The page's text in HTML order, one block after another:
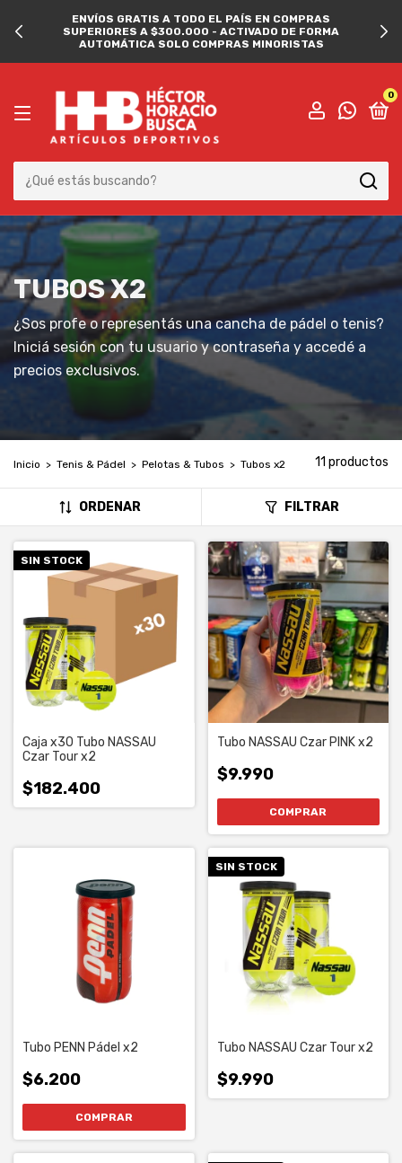
ENVÍOS GRATIS A TODO EL PAÍS EN COMPRAS
SUPERIORES A $300.000 - ACTIVADO DE FORMA
AUTOMÁTICA SOLO COMPRAS MINORISTAS
0
TUBOS X2
¿Sos profe o representás una cancha de pádel o tenis?
Iniciá sesión con tu usuario y contraseña y accedé a
precios exclusivos.
Inicio > Tenis & Pádel > Pelotas & Tubos > Tubos x2 11 productos
ORDENAR FILTRAR
SIN STOCK
Caja x30 Tubo NASSAU
Czar Tour x2
$182.400
Tubo NASSAU Czar PINK x2
$9.990
COMPRAR
Tubo PENN Pádel x2
$6.200
SIN STOCK
Tubo NASSAU Czar Tour x2
$9.990